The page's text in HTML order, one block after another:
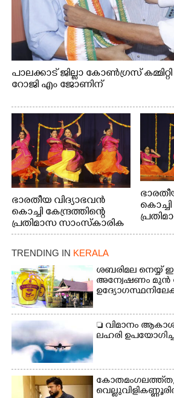
പാലക്കാട് ജില്ലാ കോൺഗ്രസ്
റോജി എം ജോണിന്
ഭാരതീയ വിദ്യാഭവൻ
കൊച്ചി കേന്ദ്രത്തിന്റെ
പ്രതിമാസ സാംസ്കാരിക
പരിപാടിയുടെ ഭാഗമായി
ടി.ഡി റോഡിലെ ഭാരതീയ
വിദ്യാഭവൻ സർദാർ
പട്ടേൽ സഭാഗൃഹത്തിൽ
എം. അക്ഷതയുടെ
നേതൃത്വത്തിൽ
അവതരിപ്പിച്ച ലയ നമൻ
കഥക് നൃത്തത്തിൽ നിന്ന്
കൊച്ചി
എം.
TRENDING IN KERALA
ശബരിമല നെയ്യ്
അന്വേഷണം മുൻ
 വിമാനം
ലഹരി
കോതമംഗലത്ത്
വെല്ലുവിളി